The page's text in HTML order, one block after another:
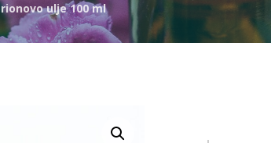
ulje 100 ml